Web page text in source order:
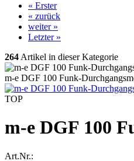
« Erster
« zurück
weiter »
Letzter »
264 Artikel in dieser Kategorie
m-e DGF 100 Funk-
TOP
m-e DGF 100
Art.Nr.: